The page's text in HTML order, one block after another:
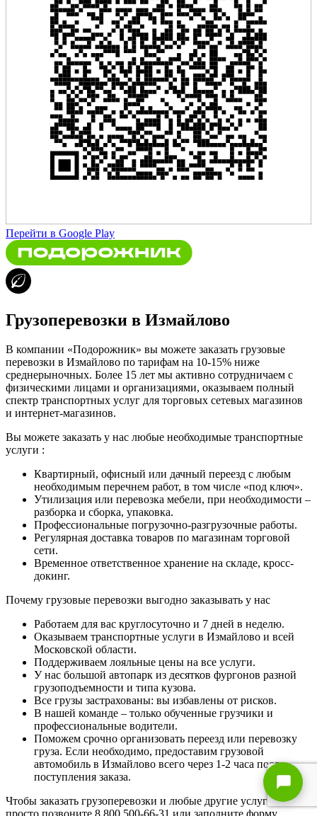
Перейти в Google Play
Грузоперевозки в Измайлово
В компании «Подорожник» вы можете заказать грузовые
перевозки в Измайлово по тарифам на 10-15% ниже
среднерыночных. Более 15 лет мы активно сотрудничаем с
физическими лицами и организациями, оказываем полный
спектр транспортных услуг для торговых сетевых магазинов
и интернет-магазинов.
Вы можете заказать у нас любые необходимые транспортные
услуги :
Квартирный, офисный или дачный переезд с любым
необходимым перечнем работ, в том числе «под ключ».
Утилизация или перевозка мебели, при необходимости –
разборка и сборка, упаковка.
Профессиональные погрузочно-разгрузочные работы.
Регулярная доставка товаров по магазинам торговой
сети.
Временное ответственное хранение на складе, кросс-
докинг.
Почему грузовые перевозки выгодно заказывать у нас
Работаем для вас круглосуточно и 7 дней в неделю.
Оказываем транспортные услуги в Измайлово и всей
Московской области.
Поддерживаем лояльные цены на все услуги.
У нас большой автопарк из десятков фургонов разной
грузоподъемности и типа кузова.
Все грузы застрахованы: вы избавлены от рисков.
В нашей команде – только обученные грузчики и
профессиональные водители.
Поможем срочно организовать переезд или перевозку
груза. Если необходимо, предоставим грузовой
автомобиль в Измайлово всего через 1-2 часа после
поступления заказа.
Чтобы заказать грузоперевозки и любые другие услуги,